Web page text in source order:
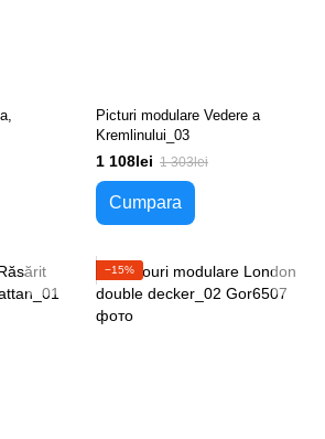
Picturi modulare Vedere a
Kremlinului_03
1 108lei 1 303lei
Cumpara
−15%